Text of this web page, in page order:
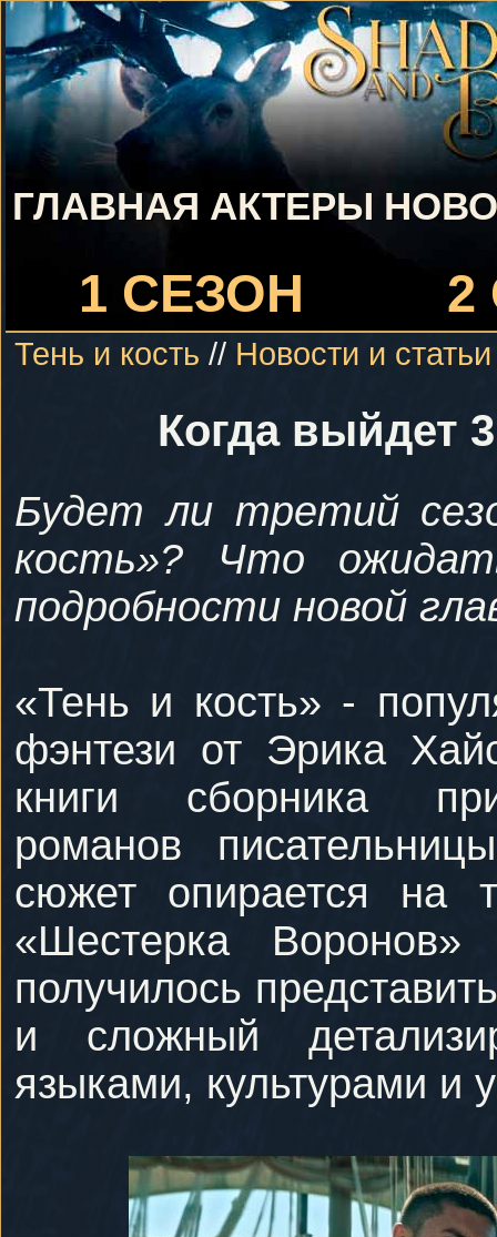
ГЛАВНАЯ АКТЕРЫ
1 СЕЗОН 2
Тень и кость // Новости и статьи
Когда выйдет
Будет ли третий
кость»? Что
подробности новой
«Тень и кость» -
фэнтези от Эрика
книги сборника
романов
сюжет опирается на
«Шестерка
получилось
и сложный
языками, культурами и